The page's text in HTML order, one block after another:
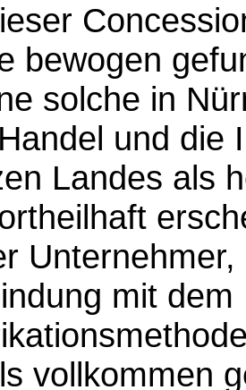
bewogen
solche in
und die
Landes als
mit
vollkommen